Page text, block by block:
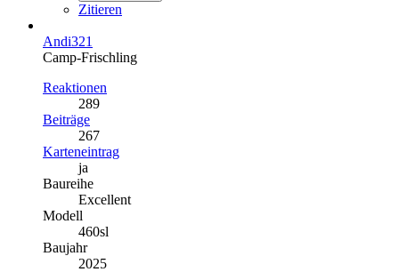
Zitieren
Andi321
Camp-Frischling
Reaktionen
289
Beiträge
267
Karteneintrag
ja
Baureihe
Excellent
Modell
460sl
Baujahr
2025